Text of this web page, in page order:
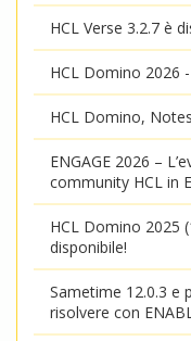
HCL Verse 3.2.7 è
HCL Domino 2026
HCL Domino,
ENGAGE 2026 –
community HCL in
HCL Domino 2025
disponibile!
Sametime 12.0.3 e
risolvere con